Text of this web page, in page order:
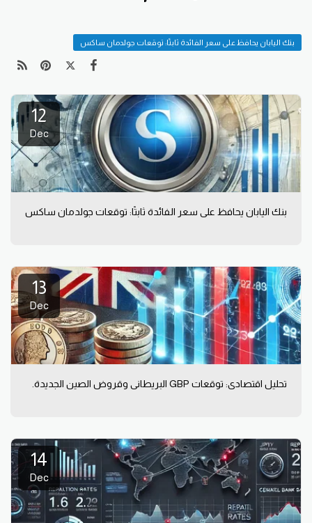
بنك اليابان يحافظ على سعر الفائدة ثابتًا: توقعات جولدمان ساكس
12
Dec
بنك اليابان يحافظ على سعر الفائدة ثابتًا: توقعات جولدمان ساكس
13
Dec
تحليل اقتصادي: توقعات GBP البريطاني وقروض الصين الجديدة.
14
Dec